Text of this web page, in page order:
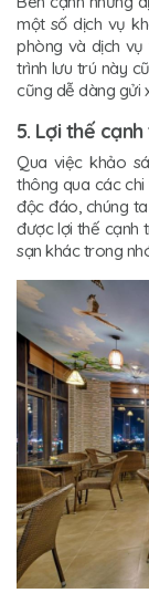
một số dịch vụ
phòng và dịch vụ
trình lưu trú này
cũng dễ dàng gửi
5. Lợi thế
Qua việc khảo
thông qua các
độc đáo, chúng
được lợi thế cạnh
sạn khác trong